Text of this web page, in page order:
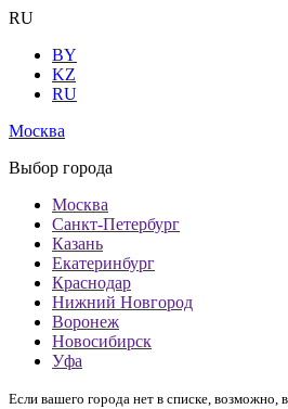
RU
BY
KZ
RU
Москва
Выбор города
Москва
Санкт-Петербург
Казань
Екатеринбург
Краснодар
Нижний Новгород
Воронеж
Новосибирск
Уфа
Если вашего города нет в списке, возможно,